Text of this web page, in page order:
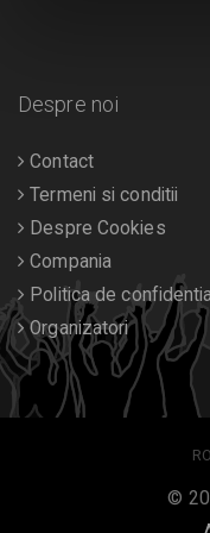
Despre noi
Contact
Termeni si conditii
Despre Cookies
Compania
Politica de
Organizatori
RO
©